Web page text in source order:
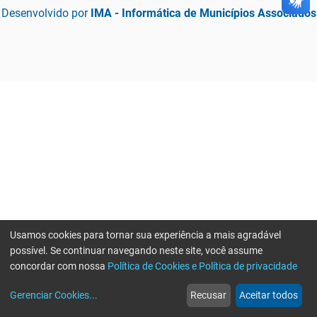
Desenvolvido por IMA - Informática de Municípios Associados
web
Notícias
more_horiz
Mais
Usamos cookies para tornar sua experiência a mais agradável
possível. Se continuar navegando neste site, você assume
concordar com nossa Política de Cookies e Política de privacidade
Gerenciar Cookies... Recusar Aceitar todos